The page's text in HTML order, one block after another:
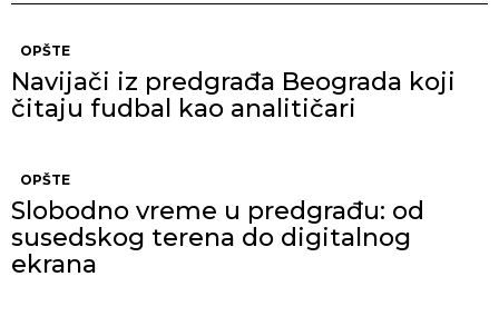
OPŠTE
Navijači iz predgrađa Beograda koji
čitaju fudbal kao analitičari
OPŠTE
Slobodno vreme u predgrađu: od
susedskog terena do digitalnog
ekrana